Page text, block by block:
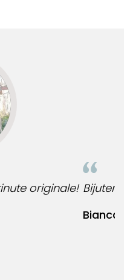
ziua perfecta!